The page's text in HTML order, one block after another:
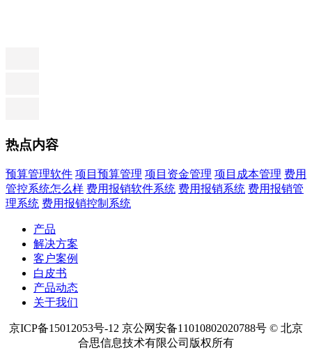
热点内容
预算管理软件 项目预算管理 项目资金管理
费用
管控系统怎么样 费用报销软件系统 费用报销系统 费用报销管
费用报销控制系统